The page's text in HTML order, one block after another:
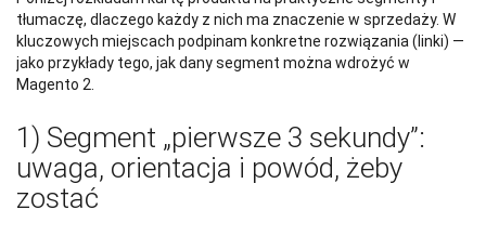
tłumaczę, dlaczego każdy z nich ma znaczenie w sprzedaży. W
kluczowych miejscach podpinam konkretne rozwiązania (linki) —
jako przykłady tego, jak dany segment można wdrożyć w
Magento 2.
1) Segment „pierwsze 3 sekundy”:
uwaga, orientacja i powód, żeby
zostać